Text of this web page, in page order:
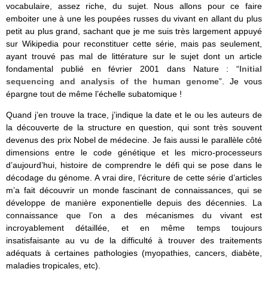
vocabulaire, assez riche, du sujet. Nous allons pour ce faire
emboiter une à une les poupées russes du vivant en allant du plus
petit au plus grand, sachant que je me suis très largement appuyé
sur Wikipedia pour reconstituer cette série, mais pas seulement,
ayant trouvé pas mal de littérature sur le sujet dont un article
fondamental publié en février 2001 dans Nature : “Initial
sequencing and analysis of the human genome”. Je vous
épargne tout de même l’échelle subatomique !
Quand j’en trouve la trace, j’indique la date et le ou les auteurs de
la découverte de la structure en question, qui sont très souvent
devenus des prix Nobel de médecine. Je fais aussi le parallèle côté
dimensions entre le code génétique et les micro-processeurs
d’aujourd’hui, histoire de comprendre le défi qui se pose dans le
décodage du génome. A vrai dire, l’écriture de cette série d’articles
m’a fait découvrir un monde fascinant de connaissances, qui se
développe de manière exponentielle depuis des décennies. La
connaissance que l’on a des mécanismes du vivant est
incroyablement détaillée, et en même temps toujours
insatisfaisante au vu de la difficulté à trouver des traitements
adéquats à certaines pathologies (myopathies, cancers, diabète,
maladies tropicales, etc).